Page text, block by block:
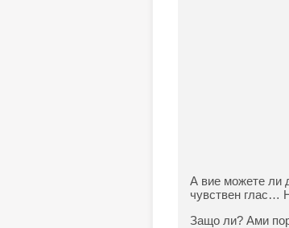
А вие можете ли
чувствен глас…
Защо ли? Ами